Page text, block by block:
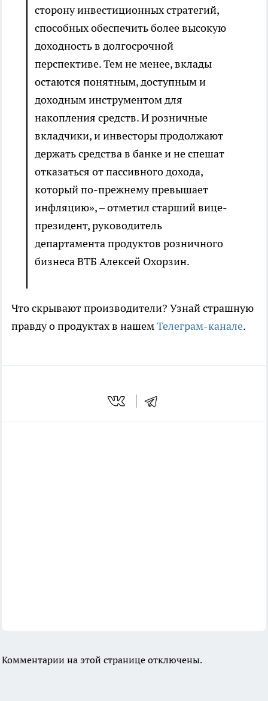
сторону инвестиционных стратегий,
способных обеспечить более высокую
доходность в долгосрочной
перспективе. Тем не менее, вклады
остаются понятным, доступным и
доходным инструментом для
накопления средств. И розничные
вкладчики, и инвесторы продолжают
держать средства в банке и не спешат
отказаться от пассивного дохода,
который по-прежнему превышает
инфляцию», – отметил старший вице-
президент, руководитель
департамента продуктов розничного
бизнеса ВТБ Алексей Охорзин.
Что скрывают производители? Узнай страшную
правду о продуктах в нашемТелеграм-канале.
Комментарии на этой странице отключены.